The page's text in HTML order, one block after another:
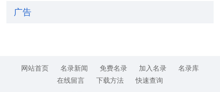
广告
网站首页 名录新闻 免费名录 加入名录
名录库
在线留言
下载方法 快速查询